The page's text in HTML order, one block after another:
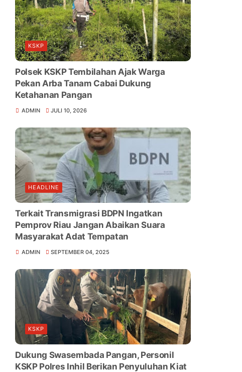
KSKP
Polsek KSKP Tembilahan Ajak Warga
Pekan Arba Tanam Cabai Dukung
Ketahanan Pangan
ADMIN JULI 10, 2026
HEADLINE
Terkait Transmigrasi BDPN Ingatkan
Pemprov Riau Jangan Abaikan Suara
Masyarakat Adat Tempatan
ADMIN SEPTEMBER 04, 2025
KSKP
Dukung Swasembada Pangan, Personil
KSKP Polres Inhil Berikan Penyuluhan Kiat